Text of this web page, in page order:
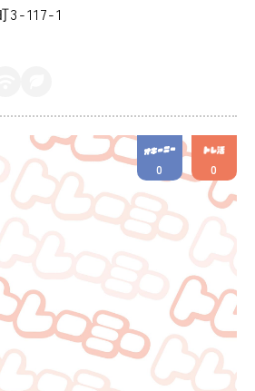
3-117-1
0 0